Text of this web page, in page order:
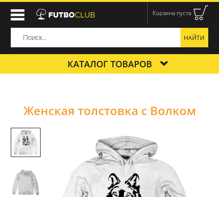
Корзина пуста
КАТАЛОГ ТОВАРОВ
Женская толстовка с Волком